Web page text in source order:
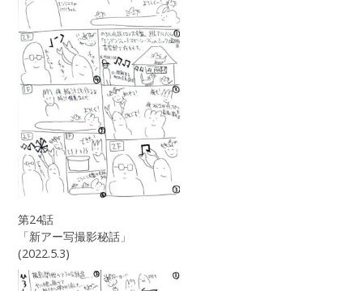
第24話
「新アー写撮影秘話」
(2022.5.3)